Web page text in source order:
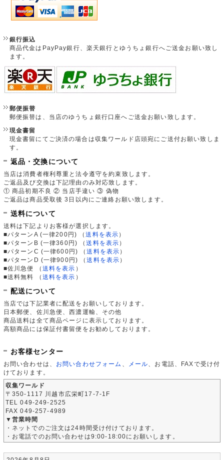
銀行振込
商品代金はPayPay銀行、楽天銀行とゆうちょ銀行へご送金お願い致し
ます。
郵便振替
郵便振替は、当店のゆうちょ銀行口座へご送金お願い致します。
現金書留
現金書留にてご決済の場合は収集ワールド店頭宛にご送付お願い致しま
す。
返品・交換について
当店は消費者権利尊重と法令遵守を約束致します。
ご返品及び交換は下記理由のみ対応致します。
① 商品初期不良 ② 当店手違い ③ 偽物
ご返品は商品受取後 3日以内にご連絡お願い致します。
送料について
送料は下記よりお客様が選択します。
■パターンA (一律200円)
（送料を表示 ）
■パターンB (一律360円)
（送料を表示 ）
■パターンC (一律600円)
（送料を表示 ）
■パターンD (一律900円)
（送料を表示 ）
■佐川急便
（ 送料を表示 ）
■送料無料
（ 送料を表示 ）
配送について
当店では下記業者に配送をお願いしております。
日本郵便、佐川急便、西濃運輸、その他
商品送料は全て商品ページに表示しております。
高額商品には保証付書留便をお勧めしております。
お客様センター
お問い合わせは、 お問い合わせフォーム メール 、お電話、FAXで受け付
けております。
収集ワールド
〒350-1117 川越市広栄町17-7-1F
TEL 049-249-2525
FAX 049-257-4989
▼営業時間
・ネットでのご注文は24時間受け付けております。
・お電話でのお問い合わせは9:00-18:00にお願いします。